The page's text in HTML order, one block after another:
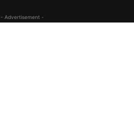
- Advertisement -